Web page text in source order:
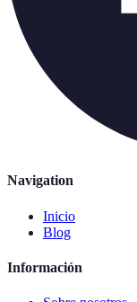
Navigation
Inicio
Blog
Información